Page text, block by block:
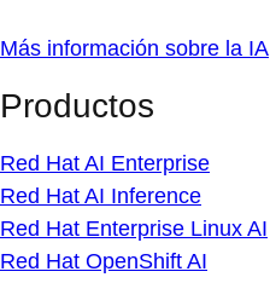
Más información sobre la IA
Productos
Red Hat AI Enterprise
Red Hat AI Inference
Red Hat Enterprise Linux AI
Red Hat OpenShift AI